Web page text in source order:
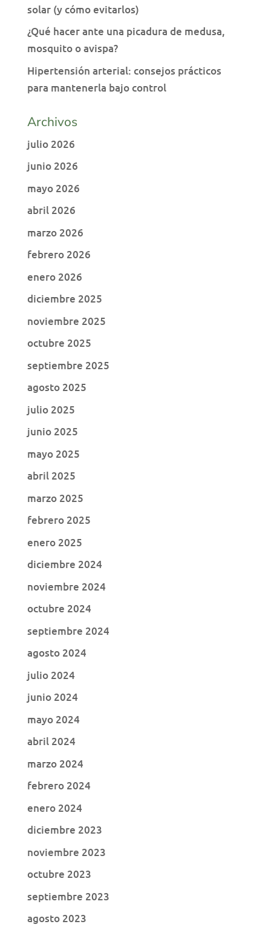
solar (y cómo evitarlos)
¿Qué hacer ante una picadura de medusa,
mosquito o avispa?
Hipertensión arterial: consejos prácticos
para mantenerla bajo control
Archivos
julio 2026
junio 2026
mayo 2026
abril 2026
marzo 2026
febrero 2026
enero 2026
diciembre 2025
noviembre 2025
octubre 2025
septiembre 2025
agosto 2025
julio 2025
junio 2025
mayo 2025
abril 2025
marzo 2025
febrero 2025
enero 2025
diciembre 2024
noviembre 2024
octubre 2024
septiembre 2024
agosto 2024
julio 2024
junio 2024
mayo 2024
abril 2024
marzo 2024
febrero 2024
enero 2024
diciembre 2023
noviembre 2023
octubre 2023
septiembre 2023
agosto 2023